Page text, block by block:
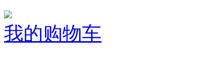
我的购物车